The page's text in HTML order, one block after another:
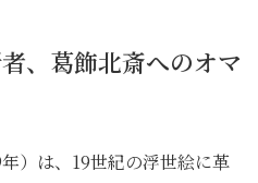
、葛飾北斎へのオマ
）は、19世紀の浮世絵に革